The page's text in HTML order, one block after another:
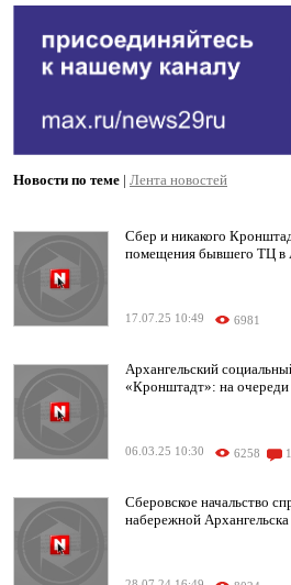
Новости по теме | Лента новостей
Сбер и никакого
помещения бывшего ТЦ в
17.07.25 10:49 6981
Архангельский
«Кронштадт»: на
06.03.25 10:30 6258 1
Сберовское начальство
набережной Архангельска